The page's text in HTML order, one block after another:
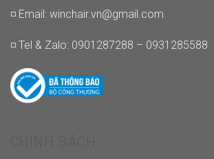
◽ Email: winchair.vn@gmail.com
◽ Tel & Zalo: 0901287288 – 0931285588